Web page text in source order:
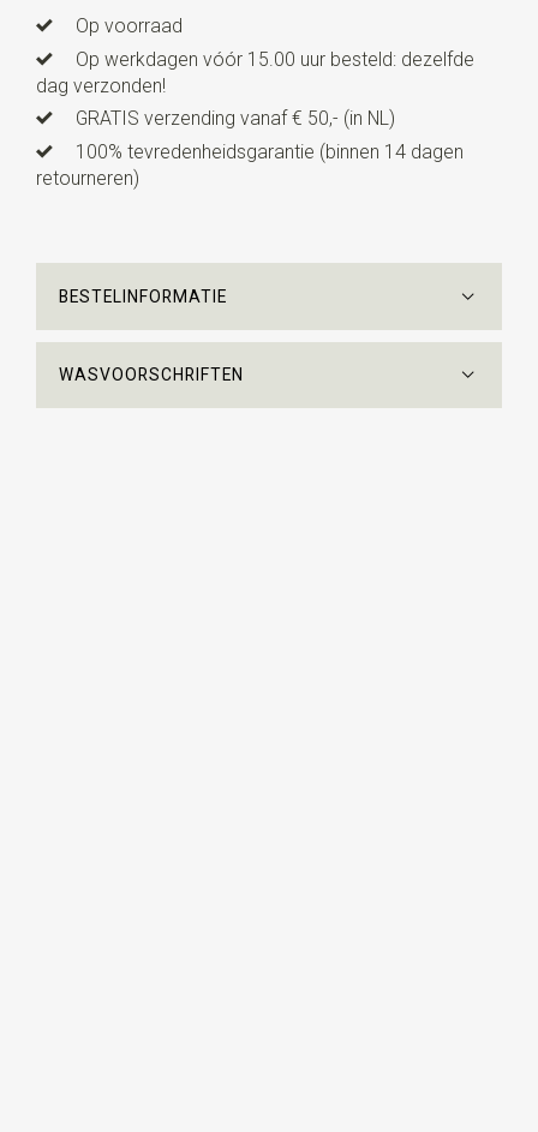
Op voorraad
Op werkdagen vóór 15.00 uur besteld: dezelfde
dag verzonden!
GRATIS verzending vanaf € 50,- (in NL)
100% tevredenheidsgarantie (binnen 14 dagen
retourneren)
BESTELINFORMATIE
WASVOORSCHRIFTEN